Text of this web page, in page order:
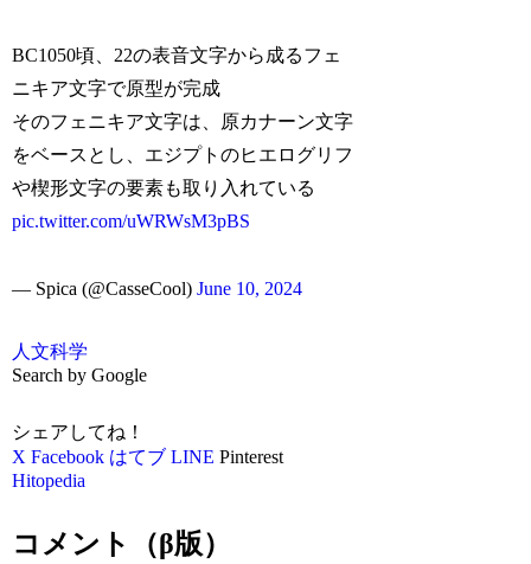
BC1050頃、22の表音文字から成るフェ
ニキア文字で原型が完成
そのフェニキア文字は、原カナーン文字
をベースとし、エジプトのヒエログリフ
や楔形文字の要素も取り入れている
pic.twitter.com/uWRWsM3pBS
— Spica (@CasseCool)June 10, 2024
人文科学
Search by Google
シェアしてね！
X Facebook はてブ LINE Pinterest
Hitopedia
コメント（β版）